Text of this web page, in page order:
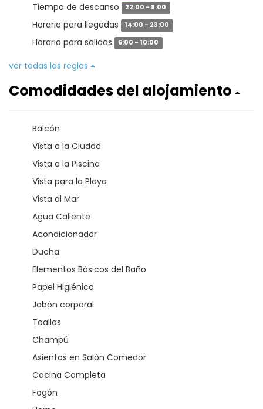
Tiempo de descanso 22:00 - 8:00
Horario para llegadas 14:00 - 23:00
Horario para salidas 6:00 - 10:00
ver todas las reglas
Comodidades del alojamiento
Balcón
Vista a la Ciudad
Vista a la Piscina
Vista para la Playa
Vista al Mar
Agua Caliente
Acondicionador
Ducha
Elementos Básicos del Baño
Papel Higiénico
Jabón corporal
Toallas
Champú
Asientos en Salón Comedor
Cocina Completa
Fogón